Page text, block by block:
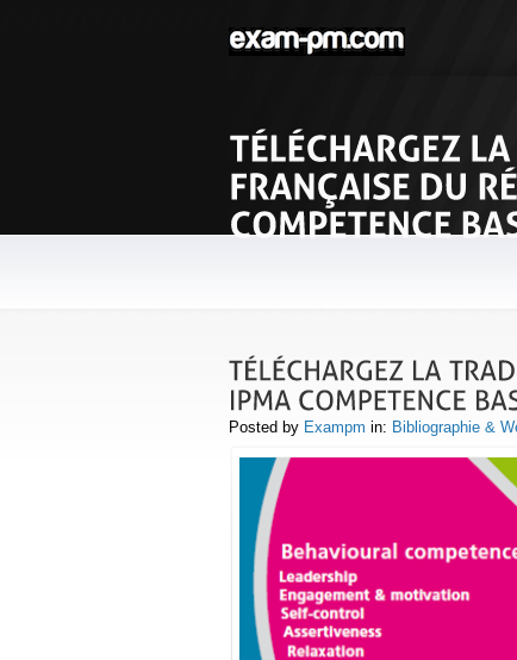
Posted by Exampm in: Bibliographie &